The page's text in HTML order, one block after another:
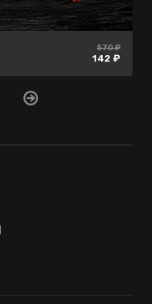
570 ₽
142 ₽
1699 ₽
339 ₽
нет в
продаже